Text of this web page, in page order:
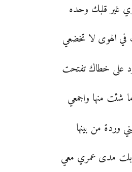
غير قلبك وحده
في الهوى لا تخضعي
على خطاك تفتحت
شئت منها واجمعي
وردة من بينها
مدى عمري معي